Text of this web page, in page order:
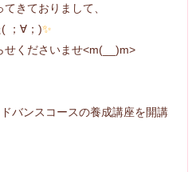
きておりまして、
；∀；)✨
せくださいませ<m(__)m>
バンスコースの養成講座を開講